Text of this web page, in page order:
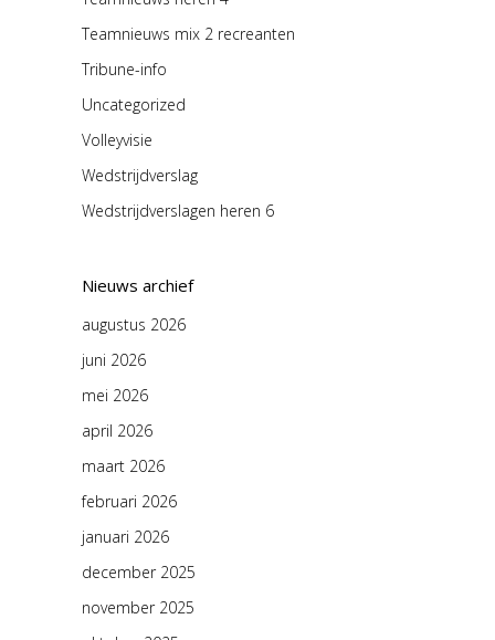
Teamnieuws mix 2 recreanten
Tribune-info
Uncategorized
Volleyvisie
Wedstrijdverslag
Wedstrijdverslagen heren 6
Nieuws archief
augustus 2026
juni 2026
mei 2026
april 2026
maart 2026
februari 2026
januari 2026
december 2025
november 2025